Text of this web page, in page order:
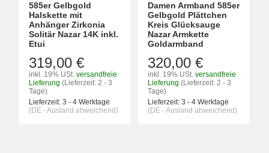
585er Gelbgold
Halskette mit
Anhänger Zirkonia
Solitär Nazar 14K inkl.
Etui
319,00 €
inkl. 19% USt. versandfreie
Lieferung (Lieferzeit: 2 - 3
Tage)
Lieferzeit: 3 - 4 Werktage
(DE - Ausland abweichend)
Damen Armband 585er
Gelbgold Plättchen
Kreis Glücksauge
Nazar Armkette
Goldarmband
320,00 €
inkl. 19% USt. versandfreie
Lieferung (Lieferzeit: 2 - 3
Tage)
Lieferzeit: 3 - 4 Werktage
(DE - Ausland abweichend)